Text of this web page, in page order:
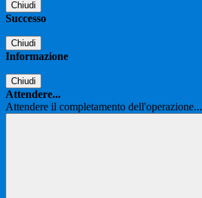
Chiudi
Successo
Chiudi
Informazione
Chiudi
Attendere...
Attendere il completamento dell'operazione...